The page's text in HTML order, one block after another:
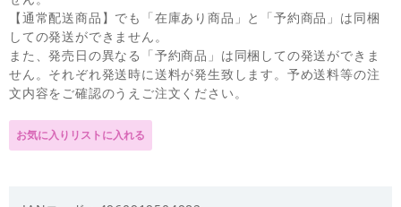
【通常配送商品】でも「在庫あり商品」と「予約商品」は同梱
しての発送ができません。
また、発売日の異なる「予約商品」は同梱しての発送ができま
せん。それぞれ発送時に送料が発生致します。予め送料等の注
文内容をご確認のうえご注文ください。